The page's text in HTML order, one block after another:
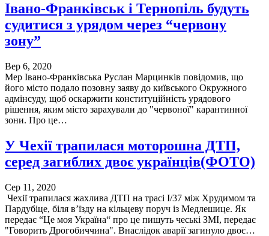
Івано-Франківськ і Тернопіль будуть
судитися з урядом через “червону
зону”
Вер 6, 2020
Мер Івано-Франківська Руслан Марцинків повідомив, що
його місто подало позовну заяву до київського Окружного
адмінсуду, щоб оскаржити конституційність урядового
рішення, яким місто зарахували до "червоної" карантинної
зони. Про це…
У Чехії трапилася моторошна ДТП,
серед загиблих двоє українців(ФОТО)
Сер 11, 2020
Чехії трапилася жахлива ДТП на трасі I/37 між Хрудимом та
Пардубіце, біля в’їзду на кільцеву поруч із Медлешице. Як
передає “Це моя Україна“ про це пишуть чеські ЗМІ, передає
"Говорить Дрогобиччина". Внаслідок аварії загинуло двоє…